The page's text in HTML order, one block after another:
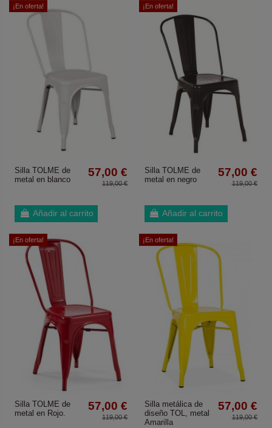
¡En oferta!
Silla TOLME de
metal en blanco
57,00 €
119,00 €
Añadir al carrito
¡En oferta!
Silla TOLME de
metal en negro
57,00 €
119,00 €
Añadir al carrito
¡En oferta!
Silla TOLME de
metal en Rojo.
57,00 €
119,00 €
¡En oferta!
Silla metálica de
diseño TOL, metal
Amarilla
57,00 €
119,00 €